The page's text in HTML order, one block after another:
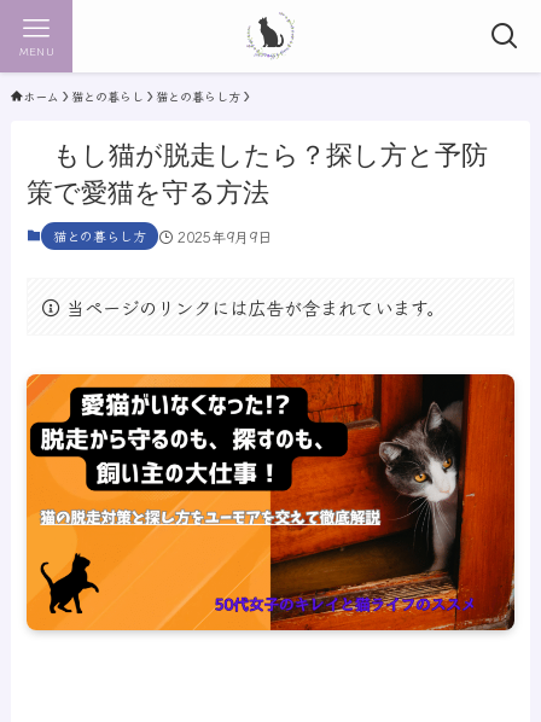
MENU
ホーム 猫との暮らし 猫との暮らし方
もし猫が脱走したら？探し方と予防
策で愛猫を守る方法
猫との暮らし方 2025年9月9日
当ページのリンクには広告が含まれています。